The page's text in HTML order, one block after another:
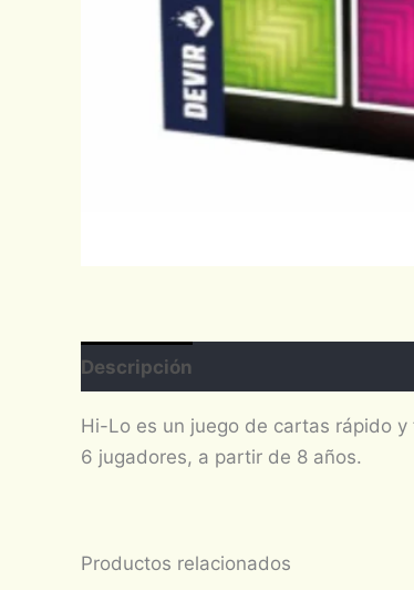
Descripción
Hi-Lo es un juego de cartas rápido
6 jugadores, a partir de 8 años.
Productos relacionados